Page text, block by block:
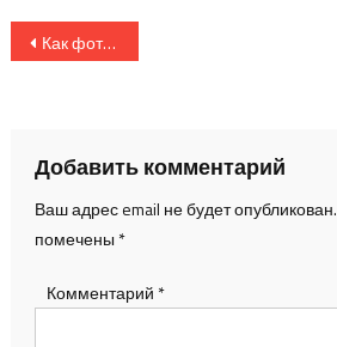
Навигация
Как фотографировать животных: советы по выбору техники и настройкам
Добавить комментарий
Ваш адрес email не будет опубликован.
помечены *
Комментарий *